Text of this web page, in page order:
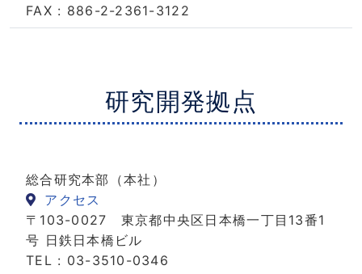
FAX : 886-2-2361-3122
研究開発拠点
総合研究本部（本社）
アクセス
〒103-0027 東京都中央区日本橋一丁目13番1
号 日鉄日本橋ビル
TEL : 03-3510-0346